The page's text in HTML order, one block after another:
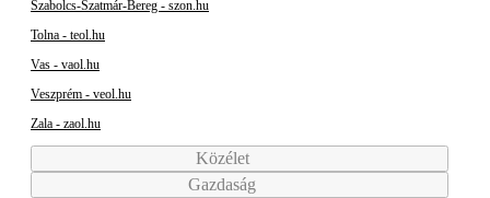
Szabolcs-Szatmár-Bereg - szon.hu
Tolna - teol.hu
Vas - vaol.hu
Veszprém - veol.hu
Zala - zaol.hu
Közélet
Gazdaság